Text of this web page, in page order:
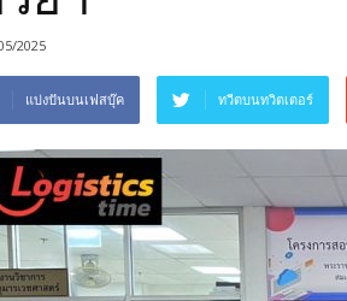
2025
แบ่งปันบนเฟสบุ๊ค ทวีตบนทวิตเตอร์